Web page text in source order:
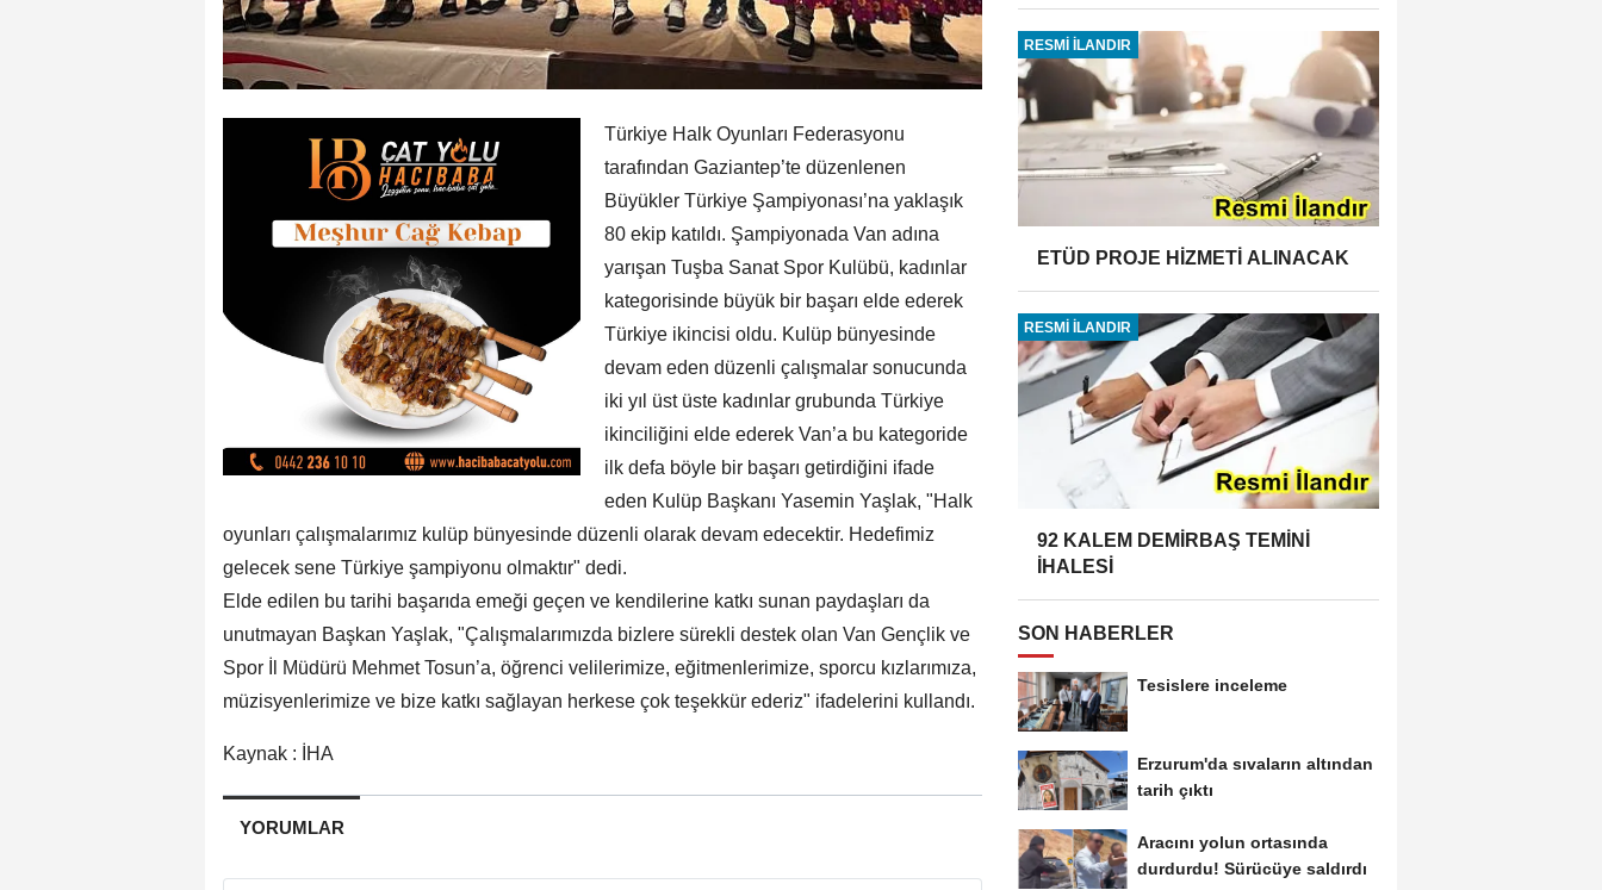
Türkiye Halk Oyunları Federasyonu
tarafından Gaziantep’te düzenlenen
Büyükler Türkiye Şampiyonası’na yaklaşık
80 ekip katıldı. Şampiyonada Van adına
yarışan Tuşba Sanat Spor Kulübü, kadınlar
kategorisinde büyük bir başarı elde ederek
Türkiye ikincisi oldu. Kulüp bünyesinde
devam eden düzenli çalışmalar sonucunda
iki yıl üst üste kadınlar grubunda Türkiye
ikinciliğini elde ederek Van’a bu kategoride
ilk defa böyle bir başarı getirdiğini ifade
eden Kulüp Başkanı Yasemin Yaşlak, "Halk
oyunları çalışmalarımız kulüp bünyesinde düzenli olarak devam edecektir. Hedefimiz
gelecek sene Türkiye şampiyonu olmaktır" dedi.
Elde edilen bu tarihi başarıda emeği geçen ve kendilerine katkı sunan paydaşları da
unutmayan Başkan Yaşlak, "Çalışmalarımızda bizlere sürekli destek olan Van Gençlik ve
Spor İl Müdürü Mehmet Tosun’a, öğrenci velilerimize, eğitmenlerimize, sporcu kızlarımıza,
müzisyenlerimize ve bize katkı sağlayan herkese çok teşekkür ederiz" ifadelerini kullandı.
Kaynak : İHA
YORUMLAR
RESMİ İLANDIR
ETÜD PROJE HİZMETİ ALINACAK
RESMİ İLANDIR
92 KALEM DEMİRBAŞ TEMİNİ
İHALESİ
SON HABERLER
Tesislere inceleme
Erzurum'da sıvaların altından
tarih çıktı
Aracını yolun ortasında
durdurdu! Sürücüye saldırdı